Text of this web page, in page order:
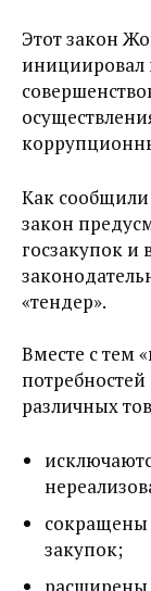
Этот закон
инициировал
Как
закон
госзакупок и
«тендер».
Вместе с тем
потребностей
различных
закупок;